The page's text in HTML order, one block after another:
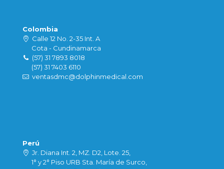
Colombia
Calle 12 No. 2-35 Int. A
Cota - Cundinamarca
(57) 31 7893 8018
(57) 31 7403 6110
ventasdmc@dolphinmedical.com
Perú
Jr. Diana Int. 2, MZ. D2, Lote. 25,
1° y 2° Piso URB Sta. María de Surco,